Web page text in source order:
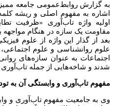
به گزارش روابط‌عمومی جامعه
اشاره به مفهوم اصلی و ریشه
اولیه واژه تاب‌آوری «ظرفیت
مقاومت یک سازه در هنگام مواجهه
بعد از گذار این واژه از علوم
علوم روانشناسی و علوم
اجتماعات به عنوان سازه‌های
شدند و شاخه‌هایی از جمله
مفهوم تاب‌آوری و وابستگی آن به
وی به جامعیت مفهوم تاب‌آوری و